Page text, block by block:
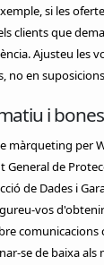
si les
clients que
Ajusteu les
no en
i
màrqueting per
de
de Dades i
vos
comunicacions
se de baixa als